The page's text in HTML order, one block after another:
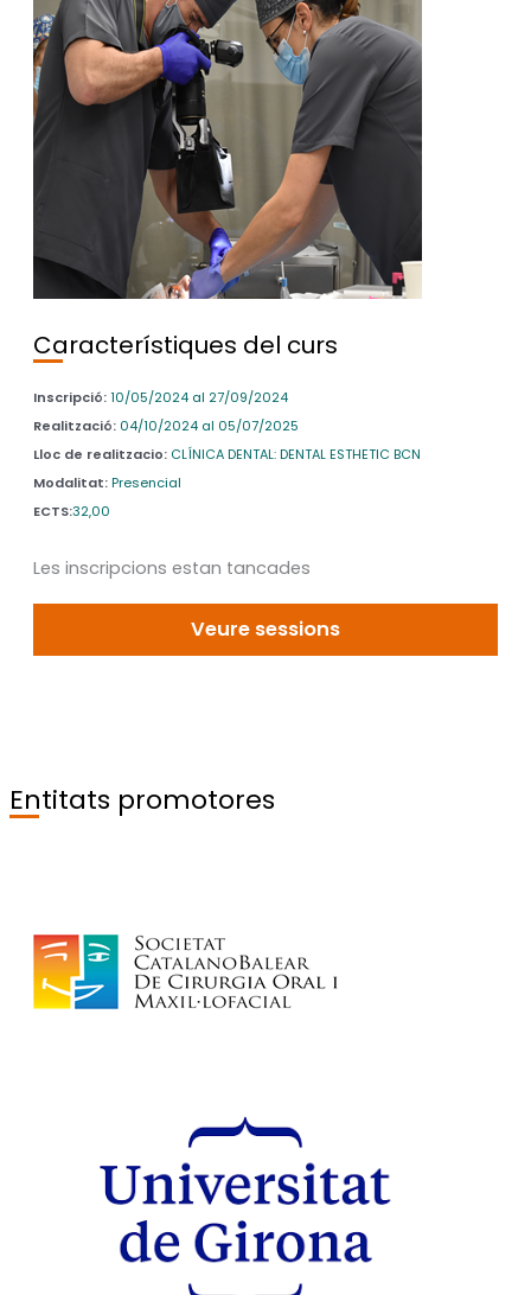
Contamos con un conjunto de profesores/as de
extraordinario nivel, que compartirán su conocimiento y
experiencia ofreciéndonos una muestra de las posibilidades
terapéuticas más avanzadas.
Direcció i coordinació del curs
Xavier Rodríguez Ciurana (director/a), Luis Carlos Garza
Garza (director/a), Joan San Molina (codirector/a)
Característiques del curs
Inscripció:10/05/2024 al 27/09/2024
Realització: 04/10/2024 al 05/07/2025
Lloc de realitzacio: CLÍNICA DENTAL: DENTAL ESTHETIC BCN
Modalitat:Presencial
ECTS:32,00
Les inscripcions estan tancades
Veure sessions
Entitats promotores